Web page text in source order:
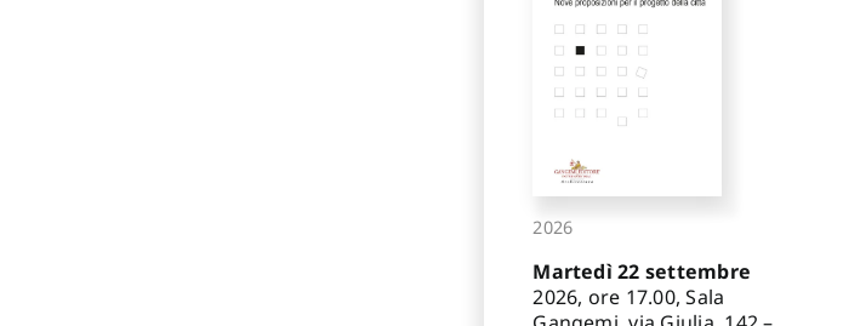
2026
Martedì 22 settembre
2026, ore 17.00, Sala